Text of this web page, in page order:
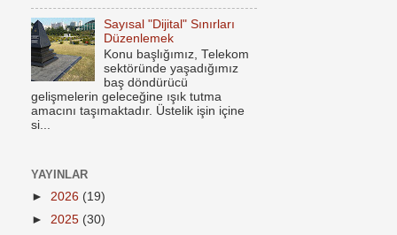
Sayısal "Dijital" Sınırları
Düzenlemek
Konu başlığımız, Telekom
sektöründe yaşadığımız
baş döndürücü
gelişmelerin geleceğine ışık tutma
amacını taşımaktadır. Üstelik işin içine
si...
YAYINLAR
► 2026 (19)
► 2025 (30)